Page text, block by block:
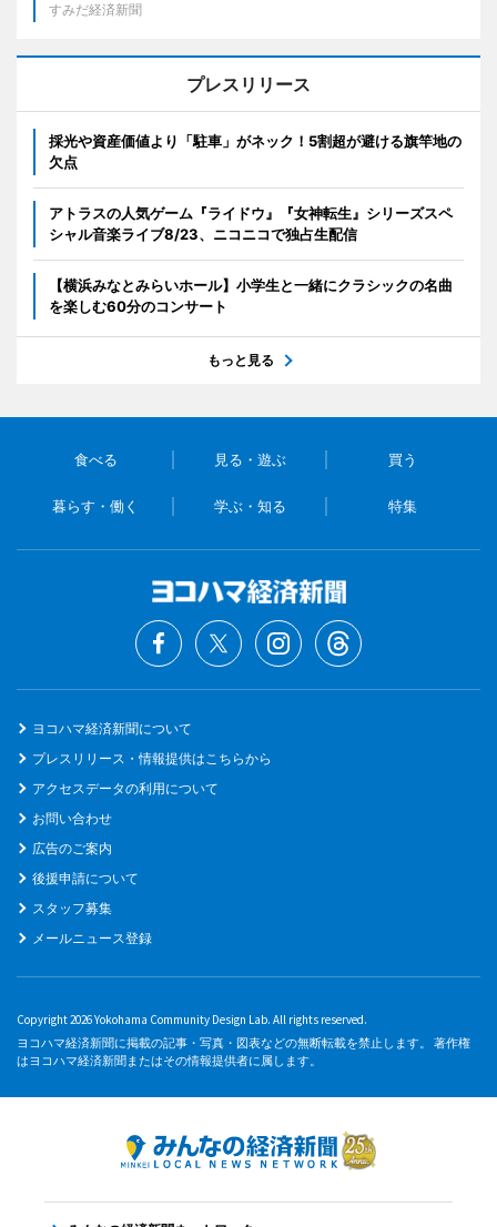
すみだ経済新聞
プレスリリース
採光や資産価値より「駐車」がネック！5割超が避ける旗竿地の
欠点
アトラスの人気ゲーム『ライドウ』『女神転生』シリーズスペ
シャル音楽ライブ8/23、ニコニコで独占生配信
【横浜みなとみらいホール】小学生と一緒にクラシックの名曲
を楽しむ60分のコンサート
もっと見る
食べる 見る・遊ぶ 買う
暮らす・働く 学ぶ・知る 特集
ヨコハマ経済新聞について
プレスリリース・情報提供はこちらから
アクセスデータの利用について
お問い合わせ
広告のご案内
後援申請について
スタッフ募集
メールニュース登録
Copyright 2026 Yokohama Community Design Lab. All rights reserved.
ヨコハマ経済新聞に掲載の記事・写真・図表などの無断転載を禁止します。 著作権
はヨコハマ経済新聞またはその情報提供者に属します。